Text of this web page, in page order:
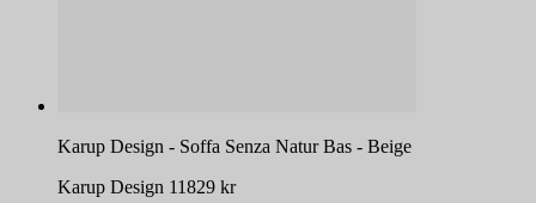
Karup Design - Soffa Senza Natur Bas - Beige
Karup Design 11829 kr